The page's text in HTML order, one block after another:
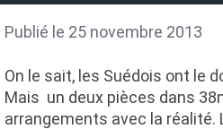
Publié le 25 novembre 2013
On le sait, les Suédois ont le
Mais un deux pièces dans
arrangements avec la réalité.